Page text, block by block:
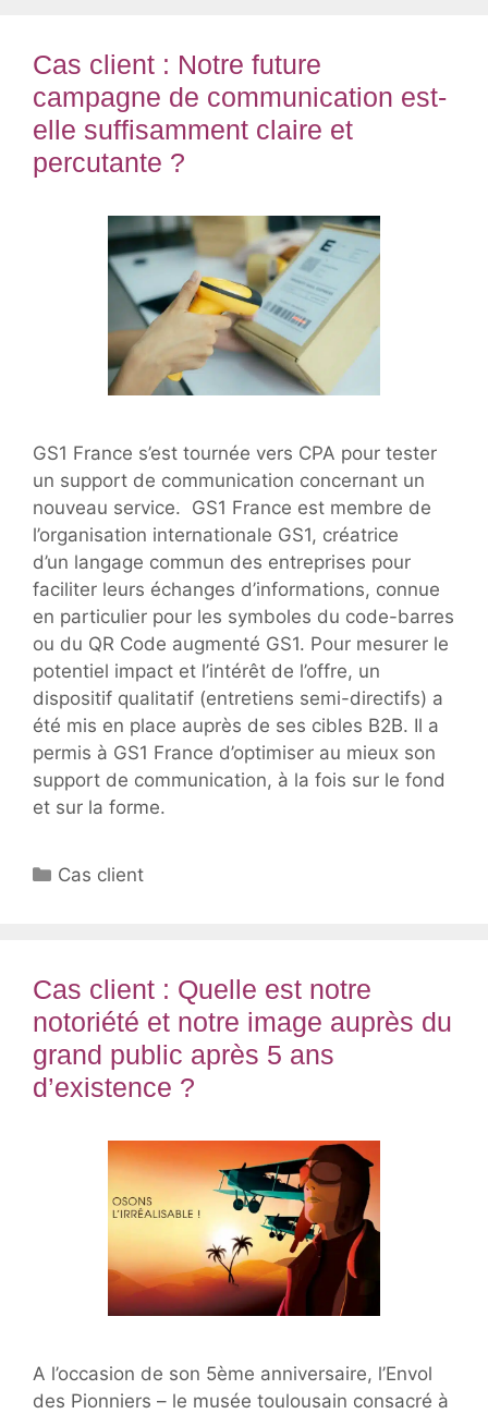
Cas client : Notre future
campagne de communication est-
elle suffisamment claire et
percutante ?
GS1 France s’est tournée vers CPA pour tester
un support de communication concernant un
nouveau service. GS1 France est membre de
l’organisation internationale GS1, créatrice
d’un langage commun des entreprises pour
faciliter leurs échanges d’informations, connue
en particulier pour les symboles du code-barres
ou du QR Code augmenté GS1. Pour mesurer le
potentiel impact et l’intérêt de l’offre, un
dispositif qualitatif (entretiens semi-directifs) a
été mis en place auprès de ses cibles B2B. Il a
permis à GS1 France d’optimiser au mieux son
support de communication, à la fois sur le fond
et sur la forme.
Catégories
Cas client
Cas client : Quelle est notre
notoriété et notre image auprès du
grand public après 5 ans
d’existence ?
A l’occasion de son 5ème anniversaire, l’Envol
des Pionniers – le musée toulousain consacré à